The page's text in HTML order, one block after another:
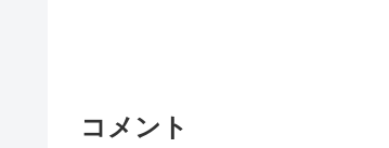
コメント